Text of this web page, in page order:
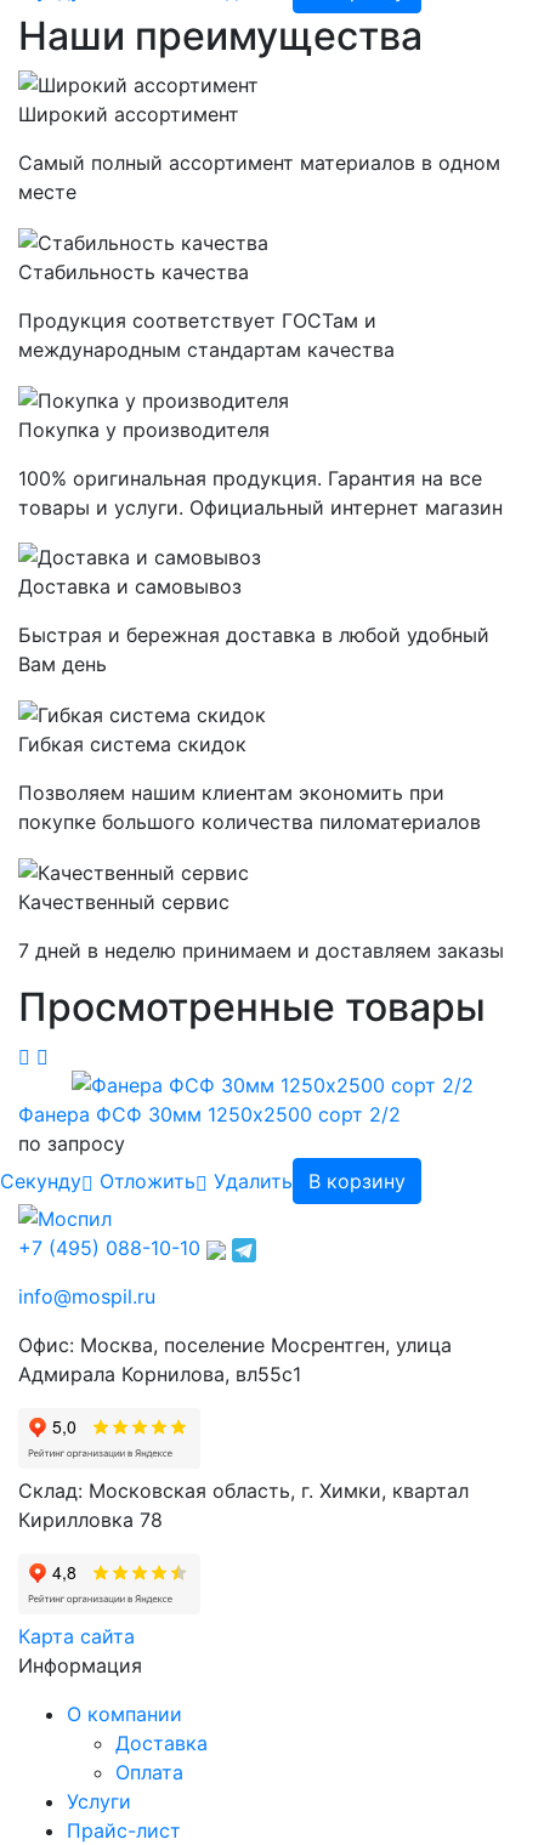
Наши преимущества
Широкий ассортимент
Самый полный ассортимент материалов в одном
месте
Стабильность качества
Продукция соответствует ГОСТам и
международным стандартам качества
Покупка у производителя
100% оригинальная продукция. Гарантия на все
товары и услуги. Официальный интернет магазин
Доставка и самовывоз
Быстрая и бережная доставка в любой удобный
Вам день
Гибкая система скидок
Позволяем нашим клиентам экономить при
покупке большого количества пиломатериалов
Качественный сервис
7 дней в неделю принимаем и доставляем заказы
Просмотренные товары
Фанера ФСФ 30мм 1250х2500 сорт 2/2
по запросу
Cекунду
Отложить Удалить В корзину
+7 (495) 088-10-10
info@mospil.ru
Офис: Москва, поселение Мосрентген, улица
Адмирала Корнилова, вл55с1
Склад: Московская область, г. Химки, квартал
Кирилловка 78
Карта сайта
Информация
О компании
Доставка
Оплата
Услуги
Прайс-лист